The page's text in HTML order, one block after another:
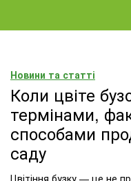
Новини та статті
Коли цвіте
термінами,
способами
саду
Цвітіння бузку — це не